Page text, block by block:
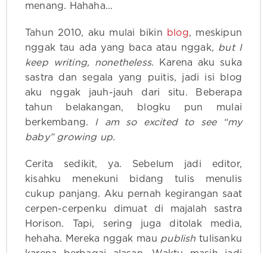
menang. Hahaha...
Tahun 2010, aku mulai bikin blog, meskipun
nggak tau ada yang baca atau nggak, but I
keep writing, nonetheless. Karena aku suka
sastra dan segala yang puitis, jadi isi blog
aku nggak jauh-jauh dari situ. Beberapa
tahun belakangan, blogku pun mulai
berkembang.
I am so excited to see “my
baby” growing up.
Cerita sedikit, ya. Sebelum jadi editor,
kisahku menekuni bidang tulis menulis
cukup panjang. Aku pernah kegirangan saat
cerpen-cerpenku dimuat di majalah sastra
Horison. Tapi, sering juga ditolak media,
hehaha. Mereka nggak mau publish tulisanku